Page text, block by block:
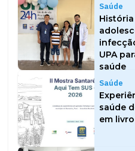
Saúde
UPA
saúde
Saúde
saúde
em